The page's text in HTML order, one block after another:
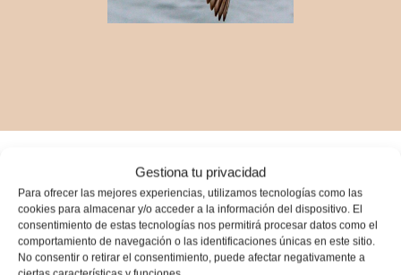
Gestiona tu privacidad
Para ofrecer las mejores experiencias, utilizamos tecnologías como las
cookies para almacenar y/o acceder a la información del dispositivo. El
consentimiento de estas tecnologías nos permitirá procesar datos como el
comportamiento de navegación o las identificaciones únicas en este sitio.
No consentir o retirar el consentimiento, puede afectar negativamente a
Reproducción